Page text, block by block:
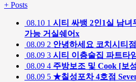
+ Posts
08.10 1 시티 싸뱅 2인1실 남녀
가능 거실쉐어x
08.09 2 안녕하세요 코치시티
08.09 3 시티 이층술집 파트타
08.09 4 주방보조 및 Cook [보
08.09 5 ★칠성포차 4호점